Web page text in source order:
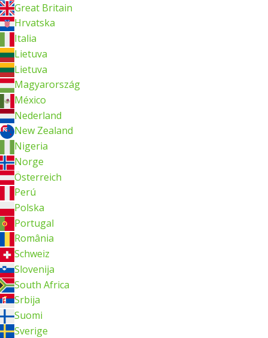
Great Britain
Hrvatska
Italia
Lietuva
Lietuva
Magyarország
México
Nederland
New Zealand
Nigeria
Norge
Österreich
Perú
Polska
Portugal
România
Schweiz
Slovenija
South Africa
Srbija
Suomi
Sverige